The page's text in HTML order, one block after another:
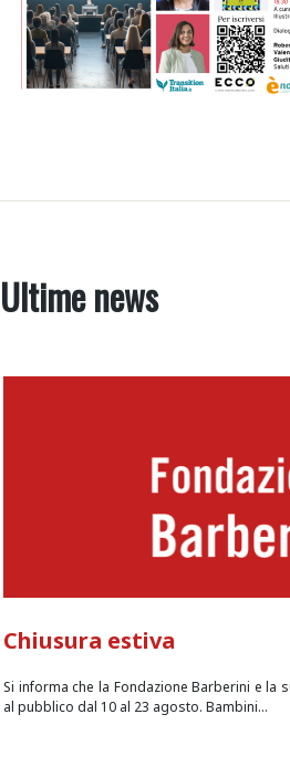
Ultime news
Chiusura estiva
Si informa che la Fondazione Barberini e la
al pubblico dal 10 al 23 agosto. Bambini...